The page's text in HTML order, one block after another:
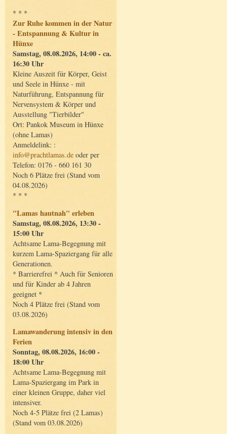
* * *
Zur Ruhe kommen in der Natur
- Entspannung & Kultur in
Hünxe
Samstag, 08.08.2026, 14:00 - ca.
16:30 Uhr
Kleine Auszeit für Körper, Geist
und Seele in Hünxe - mit
Naturführung, Entspannung für
Nervensystem & Körper und
Ausstellung "Tierbilder"
Ort: Pankok Museum in Hünxe
(ohne Lamas)
Anmeldelink: :
info@prachtlamas.de oder per
Telefon: 0176 - 660 161 30
Noch 6 Plätze frei (Stand vom
04.08.2026)
* * *
"Lamas hautnah" erleben
Samstag, 08.08.2026, 13:30 -
15:00 Uhr
Achtsame Lama-Begegnung mit
kurzem Lama-Spaziergang für alle
Generationen.
* Barrierefrei * Auch für Senioren
und für Kinder ab 4 Jahren
geeignet *
Noch 4 Plätze frei (Stand vom
03.08.2026)
Lamawanderung intensiv in den
Ferien
Sonntag, 08.08.2026, 16:00 -
18:00 Uhr
Achtsame Lama-Begegnung mit
Lama-Spaziergang im Park in
einer kleinen Gruppe, daher viel
intensiver.
Noch 4-5 Plätze frei (2 Lamas)
(Stand vom 03.08.2026)